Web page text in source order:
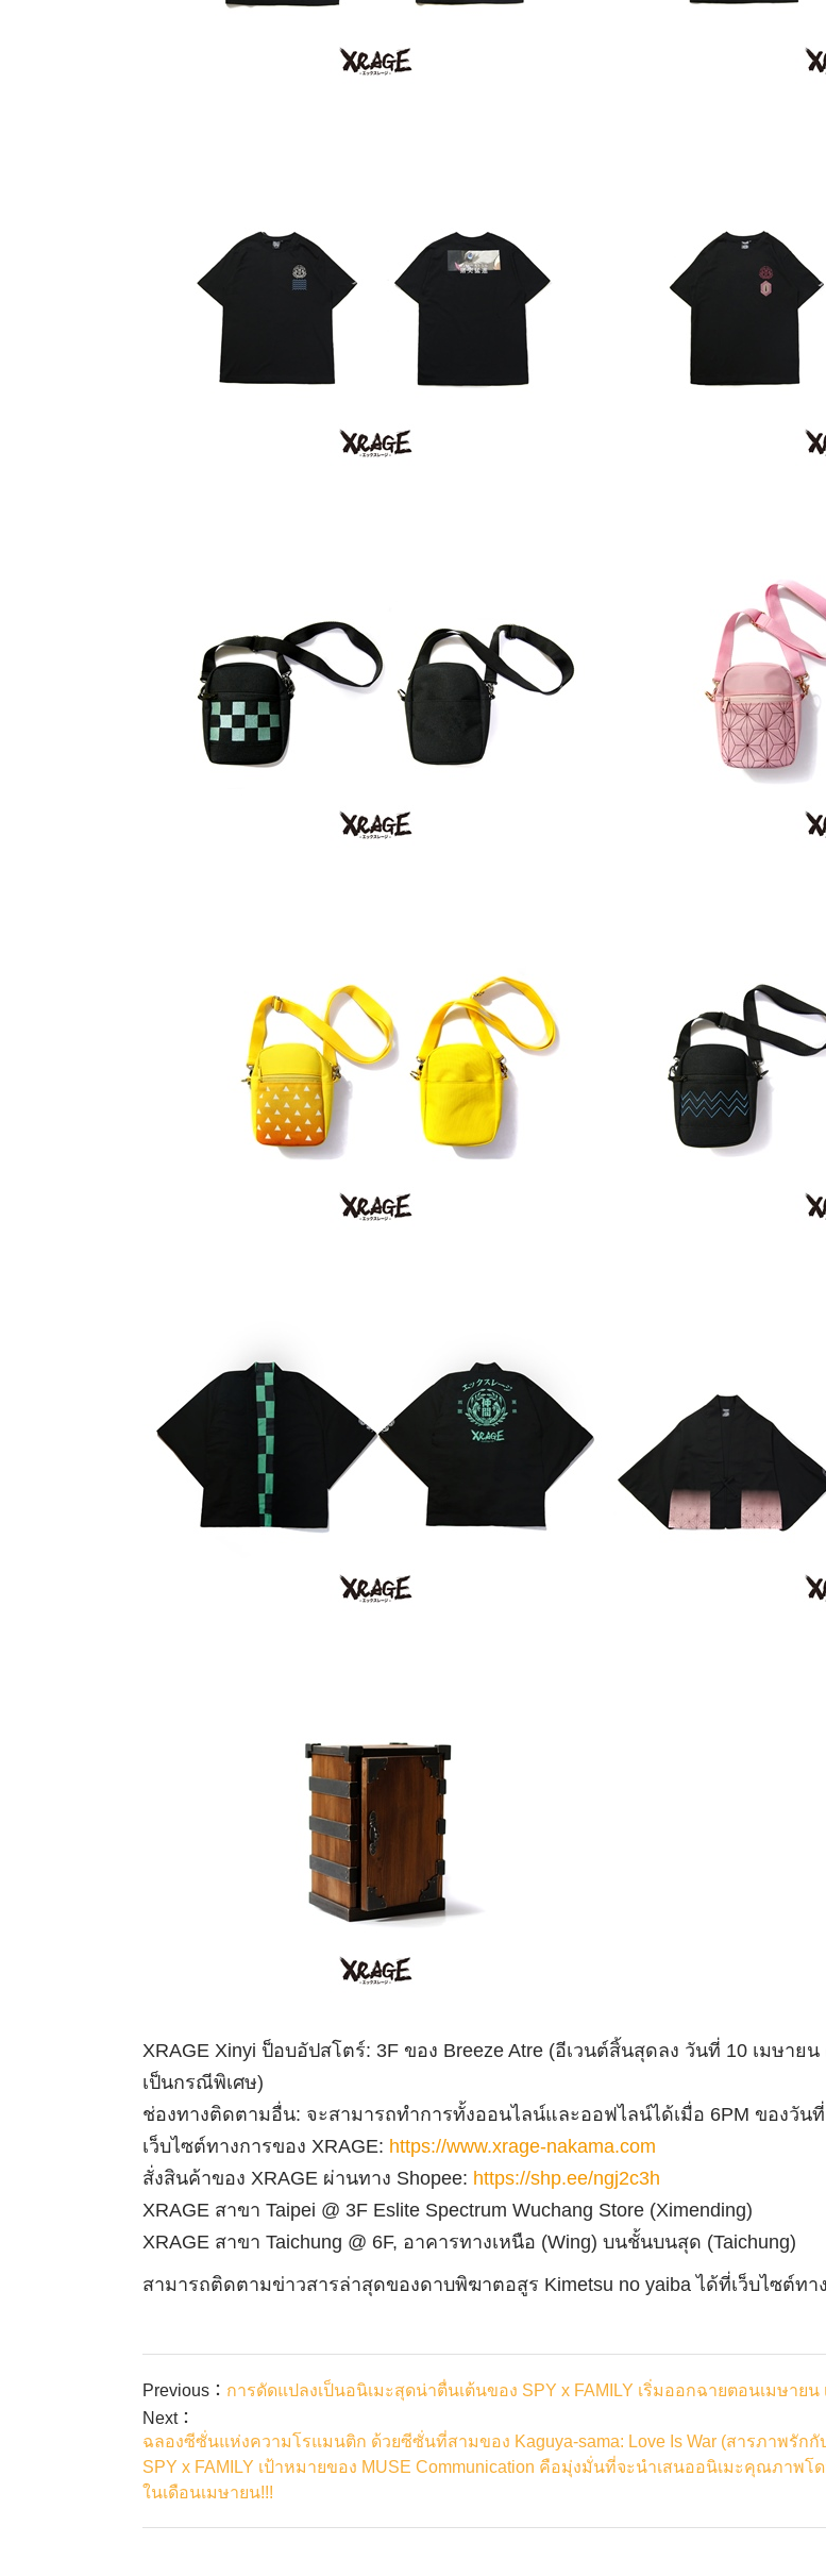
XRAGE Xinyi ป็อบอัปสโตร์: 3F ของ Breeze Atre (อีเวนต์สิ้นสุดลง วันที่ 10 เมษายน
เป็นกรณีพิเศษ)
ช่องทางติดตามอื่น: จะสามารถทำการทั้งออนไลน์และออฟไลน์ได้เมื่อ 6PM ของวันที่
เว็บไซต์ทางการของXRAGE: https://www.xrage-nakama.com
สั่งสินค้าของXRAGE ผ่านทาง Shopee: https://shp.ee/ngj2c3h
XRAGE สาขาTaipei @ 3F Eslite Spectrum Wuchang Store (Ximending)
XRAGE สาขาTaichung @ 6F, อาคารทางเหนือ (Wing)บนชั้นบนสุด (Taichung)
สามารถติดตามข่าวสารล่าสุดของดาบพิฆาตอสูร Kimetsu no yaibaได้ที่เว็บไซต์ทา
Previous： การดัดแปลงเป็นอนิเมะสุดน่าตื่นเต้นของ SPY x FAMILY เริ่มออกฉายตอนเมษาย
Next：
ฉลองซีซั่นแห่งความโรแมนติก ด้วยซีซั่นที่สามของ Kaguya-sama: Love Is War (สารภาพรั
SPY x FAMILY เป้าหมายของ MUSE Communication คือมุ่งมั่นที่จะนำเสนออนิเมะคุณภา
ในเดือนเมษายน!!!